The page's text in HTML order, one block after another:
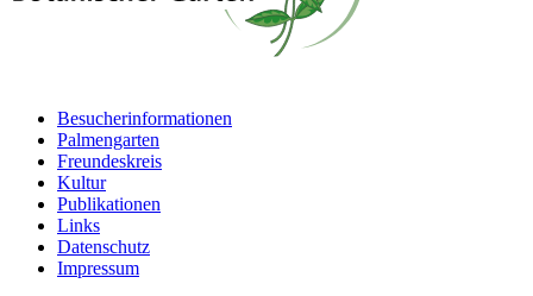
Besucherinformationen
Palmengarten
Freundeskreis
Kultur
Publikationen
Links
Datenschutz
Impressum